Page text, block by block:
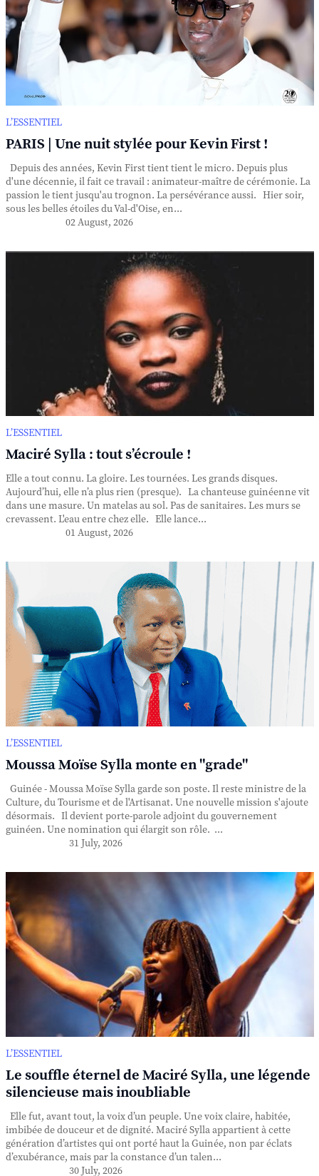
L’ESSENTIEL
PARIS | Une nuit stylée pour Kevin First !
Depuis des années, Kevin First tient tient le micro. Depuis plus
d'une décennie, il fait ce travail : animateur-maître de cérémonie. La
passion le tient jusqu'au trognon. La persévérance aussi. Hier soir,
sous les belles étoiles du Val-d'Oise, en...
02 August, 2026
L’ESSENTIEL
Maciré Sylla : tout s’écroule !
Elle a tout connu. La gloire. Les tournées. Les grands disques.
Aujourd’hui, elle n’a plus rien (presque). La chanteuse guinéenne vit
dans une masure. Un matelas au sol. Pas de sanitaires. Les murs se
crevassent. L'eau entre chez elle. Elle lance...
01 August, 2026
L’ESSENTIEL
Moussa Moïse Sylla monte en "grade"
Guinée - Moussa Moïse Sylla garde son poste. Il reste ministre de la
Culture, du Tourisme et de l'Artisanat. Une nouvelle mission s'ajoute
désormais. Il devient porte-parole adjoint du gouvernement
guinéen. Une nomination qui élargit son rôle. ...
31 July, 2026
L’ESSENTIEL
Le souffle éternel de Maciré Sylla, une légende
silencieuse mais inoubliable
Elle fut, avant tout, la voix d’un peuple. Une voix claire, habitée,
imbibée de douceur et de dignité. Maciré Sylla appartient à cette
génération d’artistes qui ont porté haut la Guinée, non par éclats
d’exubérance, mais par la constance d’un talen...
30 July, 2026